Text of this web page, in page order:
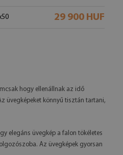
29 900 HUF
hogy ellenállnak az idő
üvegképeket könnyű tisztán tartani,
elegáns üvegkép a falon tökéletes
Az üvegképek gyorsan